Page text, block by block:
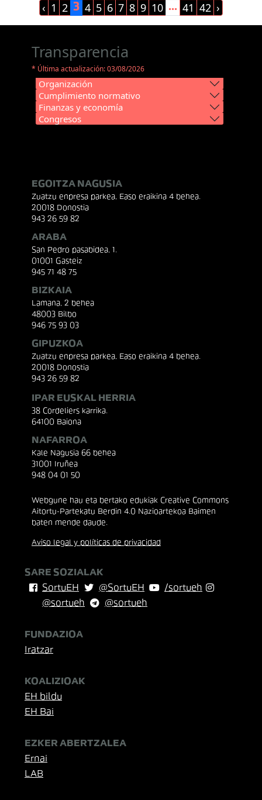
‹ 1 2 3 4 5 6 7 8 9 10 ... 41 42 ›
Transparencia
* Última actualización: 03/08/2026
Organización
Cumplimiento normativo
Finanzas y economía
Congresos
EGOITZA NAGUSIA
Zuatzu enpresa parkea, Easo eraikina 4 behea.
20018 Donostia
943 26 59 82
ARABA
San Pedro pasabidea, 1.
01001 Gasteiz
945 71 48 75
BIZKAIA
Lamana, 2 behea
48003 Bilbo
946 75 93 03
GIPUZKOA
Zuatzu enpresa parkea, Easo eraikina 4 behea.
20018 Donostia
943 26 59 82
IPAR EUSKAL HERRIA
38 Cordeliers karrika.
64100 Baiona
NAFARROA
Kale Nagusia 66 behea
31001 Iruñea
948 04 01 50
Webgune hau eta bertako edukiak Creative Commons
Aitortu-Partekatu Berdin 4.0 Nazioartekoa Baimen
baten mende daude.
Aviso legal y políticas de privacidad
SARE SOZIALAK
SortuEH
@SortuEH
/sortueh
@sortueh
@sortueh
FUNDAZIOA
Iratzar
KOALIZIOAK
EH bildu
EH Bai
EZKER ABERTZALEA
Ernai
LAB